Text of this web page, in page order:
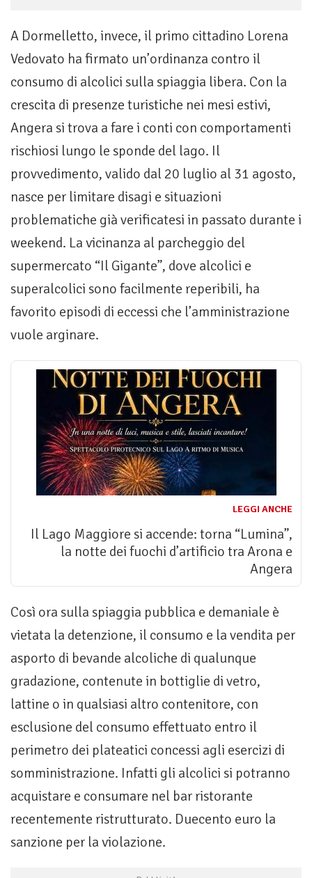
A Dormelletto, invece, il primo cittadino Lorena
Vedovato ha firmato un’ordinanza contro il
consumo di alcolici sulla spiaggia libera. Con la
crescita di presenze turistiche nei mesi estivi,
Angera si trova a fare i conti con comportamenti
rischiosi lungo le sponde del lago. Il
provvedimento, valido dal 20 luglio al 31 agosto,
nasce per limitare disagi e situazioni
problematiche già verificatesi in passato durante i
weekend. La vicinanza al parcheggio del
supermercato “Il Gigante”, dove alcolici e
superalcolici sono facilmente reperibili, ha
favorito episodi di eccessi che l’amministrazione
vuole arginare.
LEGGI ANCHE
Il Lago Maggiore si accende: torna “Lumina”,
la notte dei fuochi d’artificio tra Arona e
Angera
Così ora sulla spiaggia pubblica e demaniale è
vietata la detenzione, il consumo e la vendita per
asporto di bevande alcoliche di qualunque
gradazione, contenute in bottiglie di vetro,
lattine o in qualsiasi altro contenitore, con
esclusione del consumo effettuato entro il
perimetro dei plateatici concessi agli esercizi di
somministrazione. Infatti gli alcolici si potranno
acquistare e consumare nel bar ristorante
recentemente ristrutturato. Duecento euro la
sanzione per la violazione.